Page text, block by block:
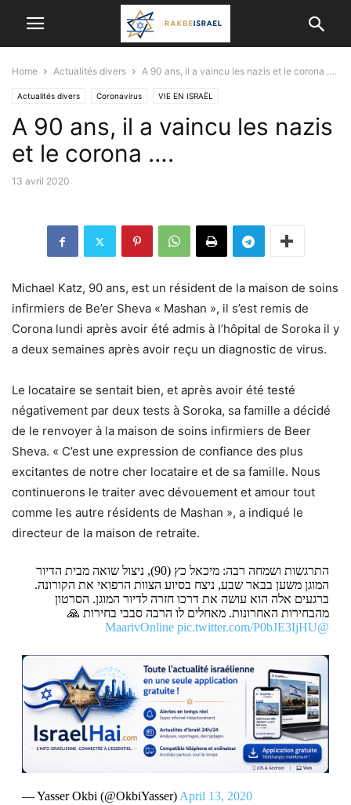
Home Actualités divers A 90 ans, il a vaincu les nazis et le corona ….
Actualités divers Coronavirus VIE EN ISRAËL
A 90 ans, il a vaincu les nazis
et le corona ….
13 avril 2020
Michael Katz, 90 ans, est un résident de la maison de soins
infirmiers de Be’er Sheva « Mashan », il s’est remis de
Corona lundi après avoir été admis à l’hôpital de Soroka il y
a deux semaines après avoir reçu un diagnostic de virus.
Le locataire se sentait bien, et après avoir été testé
négativement par deux tests à Soroka, sa famille a décidé
de le renvoyer à la maison de soins infirmiers de Beer
Sheva. « C’est une expression de confiance des plus
excitantes de notre cher locataire et de sa famille. Nous
continuerons le traiter avec dévouement et amour tout
comme les autre résidents de Mashan », a indiqué le
directeur de la maison de retraite.
התרגשות ושמחה רבה: מיכאל כץ (90), ניצול שואה מבית הדיור
המוגן משען בבאר שבע, ניצח בסיוע הצוות הרפואי את הקורונה.
ברגעים אלה הוא עושה את דרכו חזרה לדיור המוגן. הסרטון
מהבחירות האחרונות. מאחלים לו הרבה סבבי בחירות 🙏
@MaarivOnline
pic.twitter.com/P0bJE3IjHU
— Yasser Okbi (@OkbiYasser)April 13, 2020